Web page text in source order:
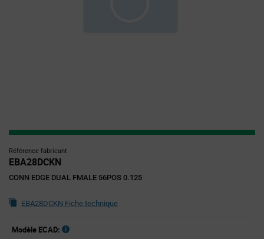
Référence fabricant
EBA28DCKN
CONN EDGE DUAL FMALE 56POS 0.125
EBA28DCKN Fiche technique
Modèle ECAD: